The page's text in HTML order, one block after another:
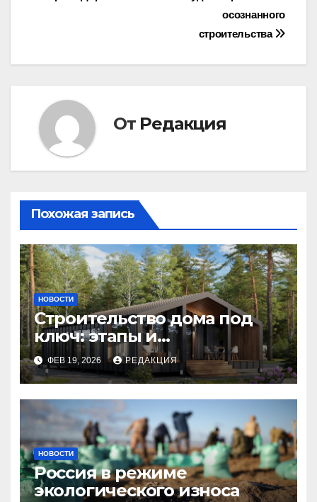
осознанного
строительства
От Редакция
Похожая запись
НОВОСТИ
Строительство дома под
ключ: этапы и
планирование бюджета
ФЕВ 19, 2026 РЕДАКЦИЯ
НОВОСТИ
Россия в режиме
экологического износа